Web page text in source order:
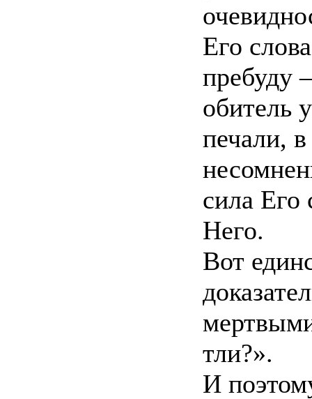
Его
обитель
печали,
сила Его
Него.
Вот
тли?».
И